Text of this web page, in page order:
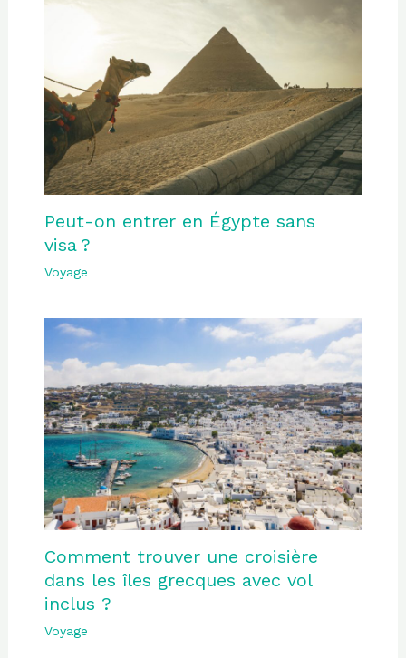
Peut-on entrer en Égypte sans
visa ?
Voyage
Comment trouver une croisière
dans les îles grecques avec vol
inclus ?
Voyage